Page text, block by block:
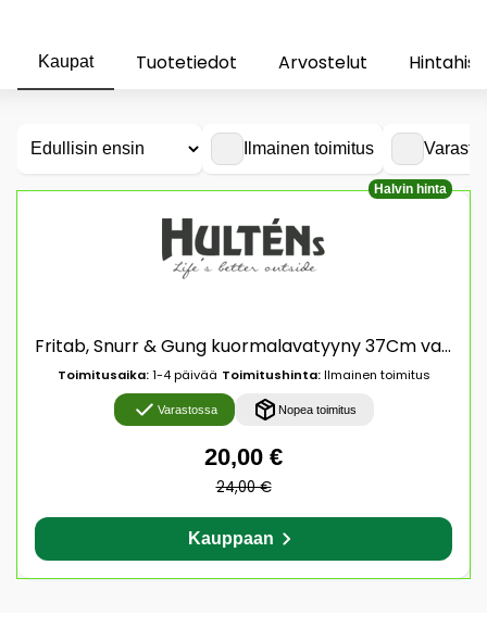
Kaupat Tuotetiedot Arvostelut
Ilmainen toimitus
Halvin hinta
Fritab, Snurr & Gung kuormalavatyyny 37Cm valkoinen
Toimitusaika:1-4 päivää Toimitushinta:Ilmainen toimitus
Varastossa Nopea toimitus
20,00 €
24,00 €
Kauppaan